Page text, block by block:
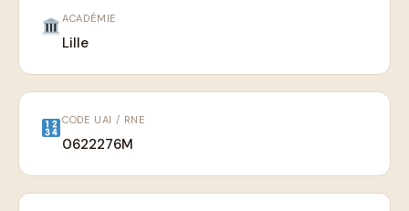
ACADÉMIE
Lille
CODE UAI / RNE
0622276M